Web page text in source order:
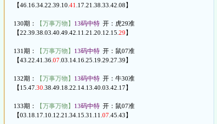
【46.16.34.22.39.10.41.17.21.38.33.42.08】
130期： 【万事万物】 13码中特 开：虎29准
【22.39.38.03.40.49.42.11.21.20.12.15.29 】
131期： 【万事万物】 13码中特 开：鼠07准
【43.22.41.36.07.03.14.16.25.19.29.27.39】
132期： 【万事万物】 13码中特 开：牛30准
【15.47.30.38.49.18.22.14.13.40.03.42.17】
133期： 【万事万物】 13码中特 开：鼠07准
【03.18.17.10.12.21.34.15.31.11.07.45.43】